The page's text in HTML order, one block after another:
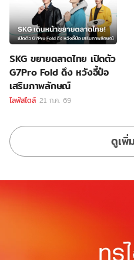
SKG ขยายตลาดไทย เปิดตัว
G7Pro Fold ดึง หวังอี้ป๋อ
เสริมภาพลักษณ์
ไลฟ์สไตล์ 21 ก.ค. 69
ดูเพิ่